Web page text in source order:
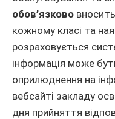
обов’язково
кожному класі та
розраховується
інформація може
оприлюднення на
вебсайті закладу
дня прийняття